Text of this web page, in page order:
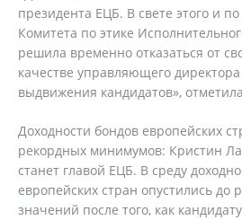
президента ЕЦБ. В свете этого и
Комитета по этике
решила временно отказаться от
качестве управляющего
выдвижения кандидатов»,
Доходности бондов европейских
рекордных минимумов: Кристин
станет главой ЕЦБ. В среду
европейских стран опустились до
значений после того, как